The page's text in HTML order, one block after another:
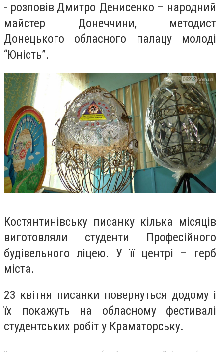
- розповів Дмитро Денисенко – народний
майстер Донеччини, методист
Донецького обласного палацу молоді
“Юність”.
Костянтинівську писанку кілька місяців
виготовляли студенти Професійного
будівельного ліцею. У її центрі – герб
міста.
23 квітня писанки повернуться додому і
їх покажуть на обласному фестивалі
студентських робіт у Краматорську.